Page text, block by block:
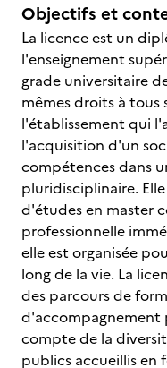
Objectifs et
La licence est un
l'enseignement
grade universitaire
mêmes droits à tous
l'établissement qui
l'acquisition d'un
compétences dans
pluridisciplinaire.
d'études en master
professionnelle
elle est organisée
long de la vie. La
des parcours de
d'accompagnement
compte de la
publics accueillis en